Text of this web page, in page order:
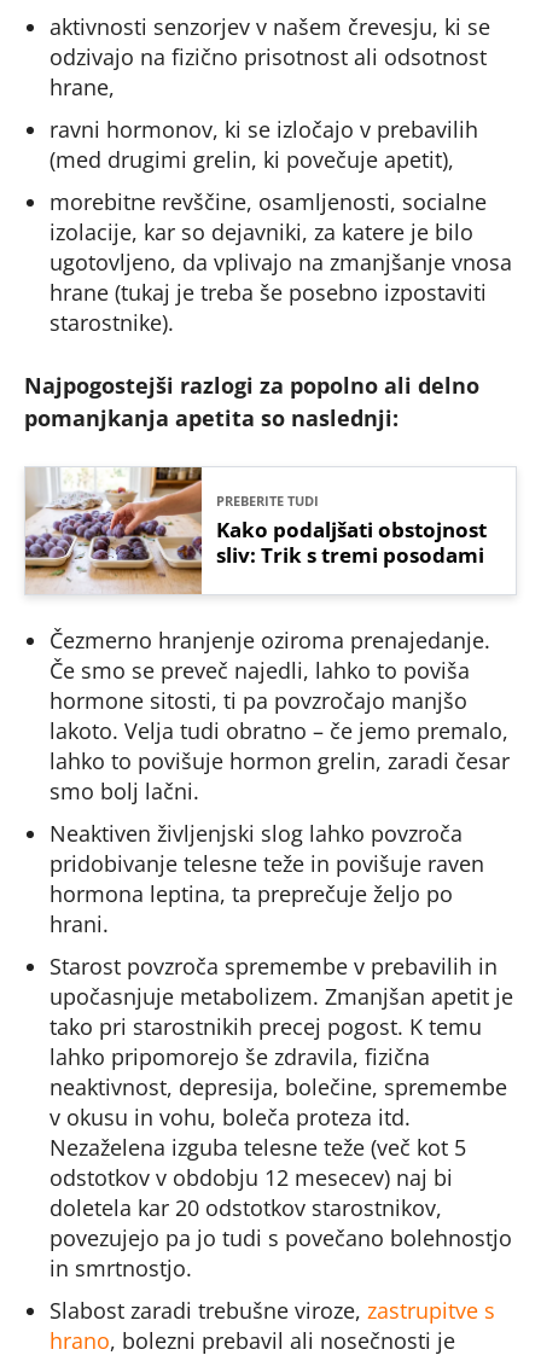
aktivnosti senzorjev v našem črevesju, ki se
odzivajo na fizično prisotnost ali odsotnost
hrane,
ravni hormonov, ki se izločajo v prebavilih
(med drugimi grelin, ki povečuje apetit),
morebitne revščine, osamljenosti, socialne
izolacije, kar so dejavniki, za katere je bilo
ugotovljeno, da vplivajo na zmanjšanje vnosa
hrane (tukaj je treba še posebno izpostaviti
starostnike).
Najpogostejši razlogi za popolno ali delno
pomanjkanja apetita so naslednji:
PREBERITE TUDI
Kako podaljšati obstojnost
sliv: Trik s tremi posodami
Čezmerno hranjenje oziroma prenajedanje.
Če smo se preveč najedli, lahko to poviša
hormone sitosti, ti pa povzročajo manjšo
lakoto. Velja tudi obratno – če jemo premalo,
lahko to povišuje hormon grelin, zaradi česar
smo bolj lačni.
Neaktiven življenjski slog lahko povzroča
pridobivanje telesne teže in povišuje raven
hormona leptina, ta preprečuje željo po
hrani.
Starost povzroča spremembe v prebavilih in
upočasnjuje metabolizem. Zmanjšan apetit je
tako pri starostnikih precej pogost. K temu
lahko pripomorejo še zdravila, fizična
neaktivnost, depresija, bolečine, spremembe
v okusu in vohu, boleča proteza itd.
Nezaželena izguba telesne teže (več kot 5
odstotkov v obdobju 12 mesecev) naj bi
doletela kar 20 odstotkov starostnikov,
povezujejo pa jo tudi s povečano bolehnostjo
in smrtnostjo.
Slabost zaradi trebušne viroze, zastrupitve s
hrano, bolezni prebavil ali nosečnosti je